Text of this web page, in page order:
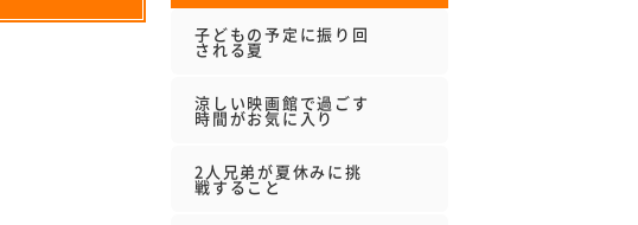
子どもの予定に振り回
される夏
涼しい映画館で過ごす
時間がお気に入り
2人兄弟が夏休みに挑
戦すること